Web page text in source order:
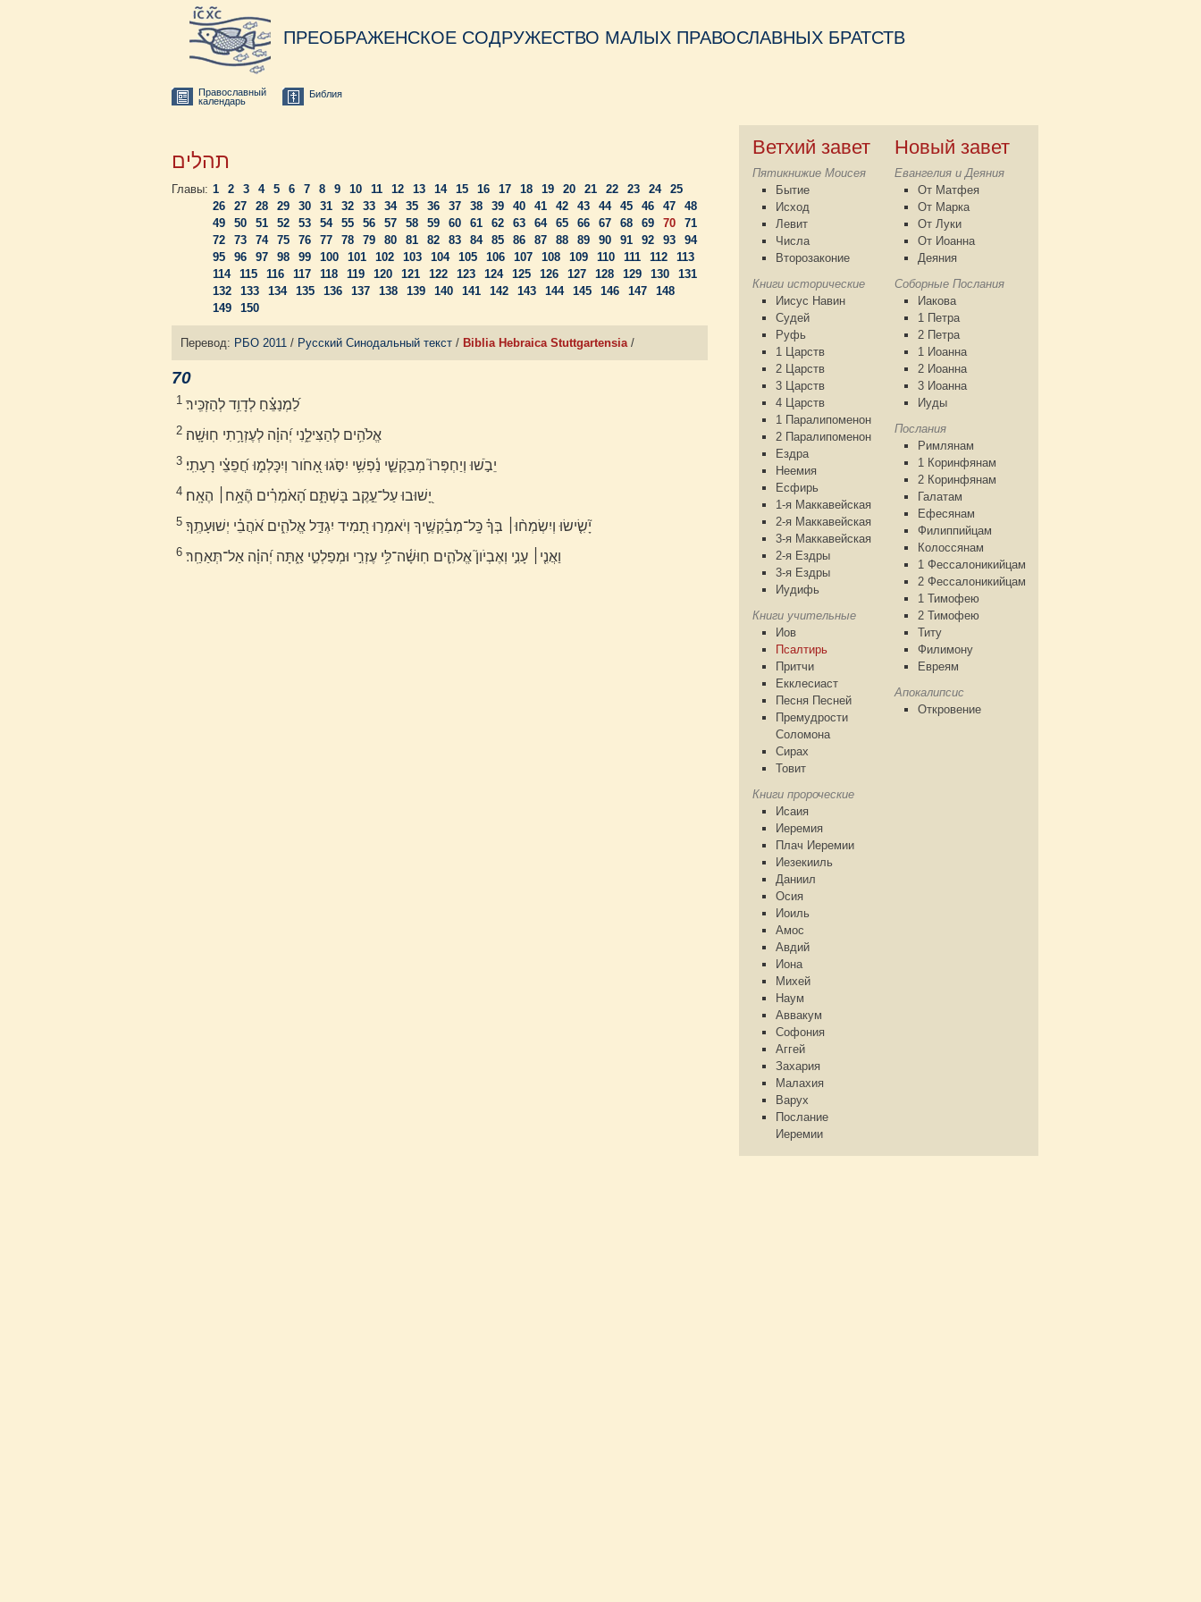
ПРЕОБРАЖЕНСКОЕ СОДРУЖЕСТВО МАЛЫХ ПРАВОСЛАВНЫХ БРАТСТВ
Православный
календарь
Библия
תהלים
Главы: 1 2 3 4 5 6 7 8 9 10 11 12 13 14 15 16 17 18 19 20 21 22 23 24
25
26
27 28 29 30 31 32 33 34 35 36 37 38 39 40 41 42 43 44 45 46 47
48
49
50 51 52 53 54 55 56 57 58 59 60 61 62 63 64 65 66 67 68 69 70
71
72
73 74 75 76 77 78 79 80 81 82 83 84 85 86 87 88 89 90 91 92 93
94
95
96 97 98 99 100 101 102 103 104 105 106 107 108 109 110 111 112
113
114
115 116 117 118 119 120 121 122 123 124 125 126 127 128 129 130
131
132
133 134 135 136 137 138 139 140 141 142 143 144 145 146 147
148
149
150
Перевод: РБО 2011 / Русский Синодальный текст / Biblia Hebraica Stuttgartensia /
70
1 לַ֝מְנַצֵּ֗חַ לְדָוִ֥ד לְהַזְכִּֽיר׃
2 אֱלֹהִ֥ים לְהַצִּילֵ֑נִי יְ֝הוָ֗ה לְעֶזְרָ֥תִי חֽוּשָֽׁה׃
3 יֵבֹ֣שׁוּ וְיַחְפְּרוּ֮ מְבַקְשֵׁ֪י נַ֫פְשִׁ֥י יִסֹּ֣גוּ אָ֭חֹור וְיִכָּלְמ֑וּ חֲ֝פֵצֵ֗י רָעָתִֽי׃
4 יָ֭שׁוּבוּ עַל־עֵ֣קֶב בָּשְׁתָּ֑ם הָ֝אֹמְרִ֗ים הֶ֘אָ֥ח׀ הֶאָֽח׃
5 יָ֘שִׂ֤ישׂוּ וְיִשְׂמְח֨וּ׀ בְּךָ֗ כָּֽל־מְבַ֫קְשֶׁ֥יךָ וְיֹאמְר֣וּ תָ֭מִיד יִגְדַּ֣ל אֱלֹהִ֑ים אֹ֝הֲבֵ֗י יְשׁוּעָתֶֽךָ׃
6 וַאֲנִ֤י׀ עָנִ֣י וְאֶבְיֹון֮ אֱלֹהִ֪ים חֽוּשָׁ֫ה־לִּ֥י עֶזְרִ֣י וּמְפַלְטִ֣י אַ֑תָּה יְ֝הוָ֗ה אַל־תְּאַחַֽר׃
Ветхий завет
Пятикнижие Моисея
Бытие
Исход
Левит
Числа
Второзаконие
Книги исторические
Иисус Навин
Судей
Руфь
1 Царств
2 Царств
3 Царств
4 Царств
1 Паралипоменон
2 Паралипоменон
Ездра
Неемия
Есфирь
1-я Маккавейская
2-я Маккавейская
3-я Маккавейская
2-я Ездры
3-я Ездры
Иудифь
Книги учительные
Иов
Псалтирь
Притчи
Екклесиаст
Песня Песней
Премудрости
Соломона
Сирах
Товит
Книги пророческие
Исаия
Иеремия
Плач Иеремии
Иезекииль
Даниил
Осия
Иоиль
Амос
Авдий
Иона
Михей
Наум
Аввакум
Софония
Аггей
Захария
Малахия
Варух
Послание
Иеремии
Новый завет
Евангелия и Деяния
От Матфея
От Марка
От Луки
От Иоанна
Деяния
Соборные Послания
Иакова
1 Петра
2 Петра
1 Иоанна
2 Иоанна
3 Иоанна
Иуды
Послания
Римлянам
1 Коринфянам
2 Коринфянам
Галатам
Ефесянам
Филиппийцам
Колоссянам
1 Фессалоникийцам
2 Фессалоникийцам
1 Тимофею
2 Тимофею
Титу
Филимону
Евреям
Апокалипсис
Откровение